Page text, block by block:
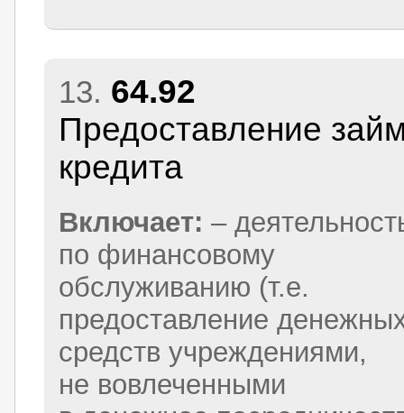
13. 64.92
Предоставление
кредита
Включает: –
по финансовому
обслуживанию (т.е.
предоставление
средств учреждениями,
не вовлеченными